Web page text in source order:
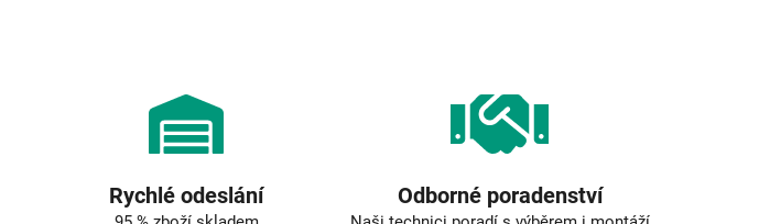
ý
p
i
u
Rychlé odeslání Odborné poradenství